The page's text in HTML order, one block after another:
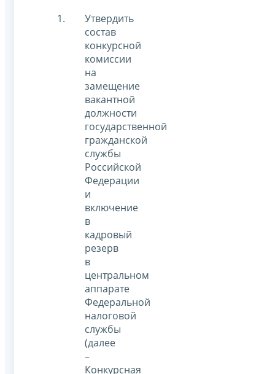
Утвердить
состав
конкурсной
комиссии
на
замещение
вакантной
должности
государственной
гражданской
службы
Российской
Федерации
и
включение
в
кадровый
резерв
в
центральном
аппарате
Федеральной
налоговой
службы
(далее
–
Конкурсная